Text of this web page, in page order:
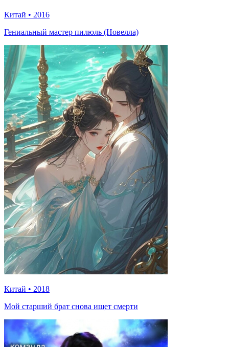
Китай • 2016
Гениальный мастер пилюль (Новелла)
Китай • 2018
Мой старший брат снова ищет смерти